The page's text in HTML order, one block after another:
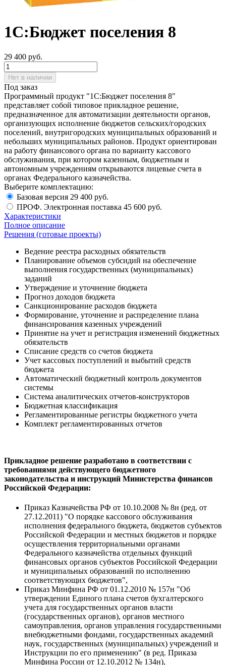
1С:Бюджет поселения 8
29 400 руб.
Нет в наличии
Под заказ
Программный продукт "1С:Бюджет поселения 8"
представляет собой типовое прикладное решение,
предназначенное для автоматизации деятельности органов,
организующих исполнение бюджетов сельских/городских
поселений, внутригородских муниципальных образований и
небольших муниципальных районов. Продукт ориентирован
на работу финансового органа по варианту кассового
обслуживания, при котором казенным, бюджетным и
автономным учреждениям открываются лицевые счета в
органах Федерального казначейства.
Выберите комплектацию:
Базовая версия 29 400 руб.
ПРОФ. Электронная поставка 45 600 руб.
Характеристики
Полное описание
Решения (готовые проекты)
Ведение реестра расходных обязательств
Планирование объемов субсидий на обеспечение
выполнения государственных (муниципальных)
заданий
Утверждение и уточнение бюджета
Прогноз доходов бюджета
Санкционирование расходов бюджета
Формирование, уточнение и распределение плана
финансирования казенных учреждений
Принятие на учет и регистрация изменений бюджетных
обязательств
Списание средств со счетов бюджета
Учет кассовых поступлений и выбытий средств
бюджета
Автоматический бюджетный контроль документов
системы
Система аналитических отчетов-конструкторов
Бюджетная классификация
Регламентированные регистры бюджетного учета
Комплект регламентированных отчетов
Прикладное решение разработано в соответствии с
требованиями действующего бюджетного
законодательства и инструкций Министерства финансов
Российской Федерации:
Приказ Казначейства РФ от 10.10.2008 № 8н (ред. от
27.12.2011) "О порядке кассового обслуживания
исполнения федерального бюджета, бюджетов субъектов
Российской Федерации и местных бюджетов и порядке
осуществления территориальными органами
Федерального казначейства отдельных функций
финансовых органов субъектов Российской Федерации
и муниципальных образований по исполнению
соответствующих бюджетов",
Приказ Минфина РФ от 01.12.2010 № 157н "Об
утверждении Единого плана счетов бухгалтерского
учета для государственных органов власти
(государственных органов), органов местного
самоуправления, органов управления государственными
внебюджетными фондами, государственных академий
наук, государственных (муниципальных) учреждений и
Инструкции по его применению" (в ред. Приказа
Минфина России от 12.10.2012 № 134н),